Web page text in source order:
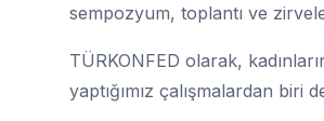
sempozyum, toplantı ve
TÜRKONFED olarak,
yaptığımız çalışmalardan biri